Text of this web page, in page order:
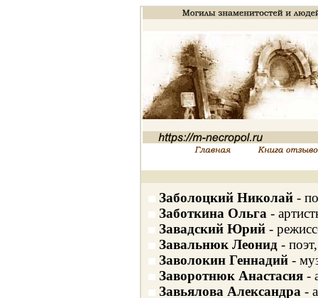
Заболоцкий Николай -
Заботкина Ольга -
Завадский Юрий -
Завальнюк Леонид -
Заволокин Геннадий -
Заворотнюк Анастасия-
Завьялова Александра -